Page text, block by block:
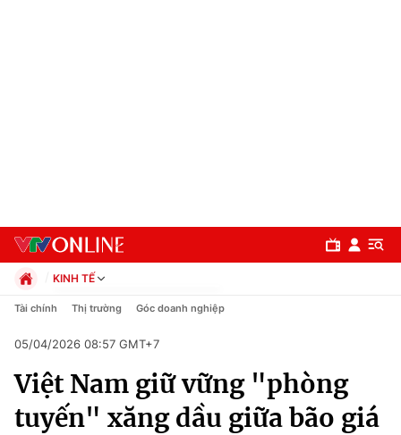
Chuyên mục
Chính trị
KINH TẾ
Chính trị
Pháp luật
Kinh tế
Thể thao
Truyền hình
Tài chính Thị trường Góc doanh nghiệp
05/04/2026 08:57 GMT+7
Việt Nam giữ vững "phòng
tuyến" xăng dầu giữa bão giá